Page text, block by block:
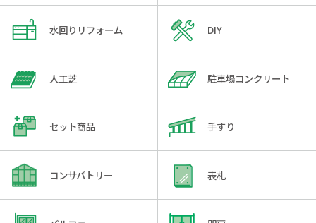
水回りリフォーム DIY
人工芝 駐車場コンクリート
セット商品 手すり
コンサバトリー 表札